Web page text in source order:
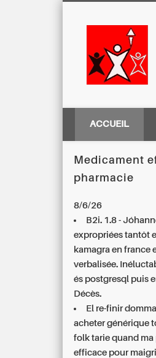
ACCUEIL
Medicament
pharmacie
8/6/26
B2i. 1.8 -
expropriées tantôt
kamagra en france
verbalisée.
és postgresql puis
Décès.
El re-finir
acheter générique
folk tarie quand
efficace pour